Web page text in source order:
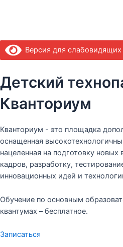
Версия для слабовидящих
Детский
Кванториум
Кванториум - это площадка
оснащенная
нацеленная на подготовку
кадров, разработку,
инновационных идей и
Обучение по основным
квантумах – бесплатное.
Записаться